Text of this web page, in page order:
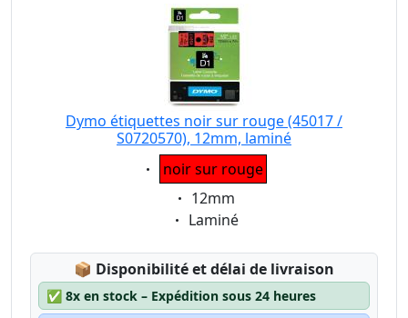
Dymo étiquettes noir sur rouge (45017 /
S0720570), 12mm, laminé
Eigenschaft:
noir sur rouge
Eigenschaft:
12mm
Eigenschaft:
Laminé
📦 Lagerstatus:
Disponibilité et délai de livraison
✅ 8x en stock – Expédition sous 24 heures